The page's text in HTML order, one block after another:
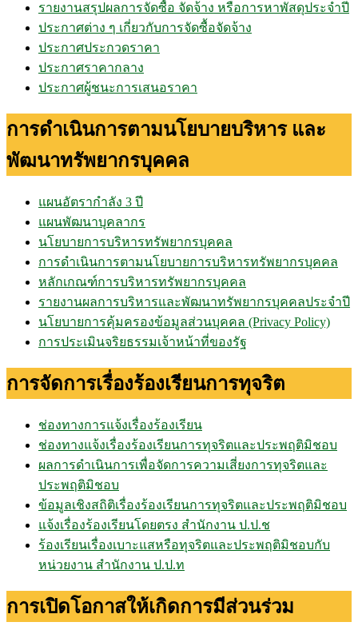
รายงานสรุปผลการจัดซื้อ จัดจ้าง หรือการหาพัสดุประจำปี
ประกาศต่าง ๆ เกี่ยวกับการจัดซื้อจัดจ้าง
ประกาศประกวดราคา
ประกาศราคากลาง
ประกาศผู้ชนะการเสนอราคา
การดำเนินการตามนโยบายบริหาร และ
พัฒนาทรัพยากรบุคคล
แผนอัตรากำลัง 3 ปี
แผนพัฒนาบุคลากร
นโยบายการบริหารทรัพยากรบุคคล
การดำเนินการตามนโยบายการบริหารทรัพยากรบุคคล
หลักเกณฑ์การบริหารทรัพยากรบุคคล
รายงานผลการบริหารและพัฒนาทรัพยากรบุคคลประจำปี
นโยบายการคุ้มครองข้อมูลส่วนบุคคล (Privacy Policy)
การประเมินจริยธรรมเจ้าหน้าที่ของรัฐ
การจัดการเรื่องร้องเรียนการทุจริต
ช่องทางการแจ้งเรื่องร้องเรียน
ช่องทางแจ้งเรื่องร้องเรียนการทุจริตและประพฤติมิชอบ
ผลการดำเนินการเพื่อจัดการความเสี่ยงการทุจริตและ
ประพฤติมิชอบ
ข้อมูลเชิงสถิติเรื่องร้องเรียนการทุจริตและประพฤติมิชอบ
แจ้งเรื่องร้องเรียนโดยตรง สำนักงาน ป.ป.ช
ร้องเรียนเรื่องเบาะแสหรือทุจริตและประพฤติมิชอบกับ
หน่วยงาน สำนักงาน ป.ป.ท
การเปิดโอกาสให้เกิดการมีส่วนร่วม